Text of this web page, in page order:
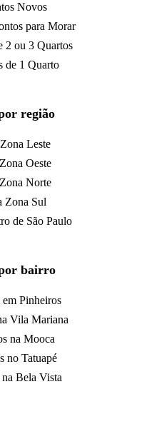
Novos
para Morar
2 ou 3 Quartos
de 1 Quarto
região
Leste
Oeste
Norte
Zona Sul
de São Paulo
bairro
Pinheiros
Vila Mariana
na Mooca
no Tatuapé
Bela Vista